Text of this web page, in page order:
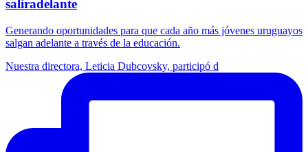
saliradelante
Generando oportunidades para que cada año más jóvenes uruguayos
salgan adelante a través de la educación.
Nuestra directora, Leticia Dubcovsky, participó d